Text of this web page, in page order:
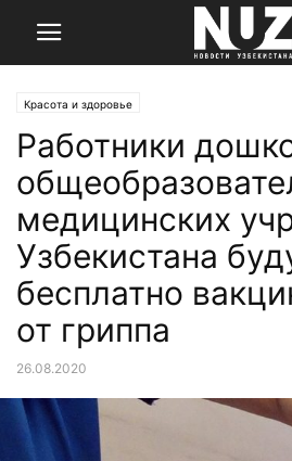
Красота и здоровье
Работники
медицинских
Узбекистана
бесплатно
от гриппа
26.08.2020